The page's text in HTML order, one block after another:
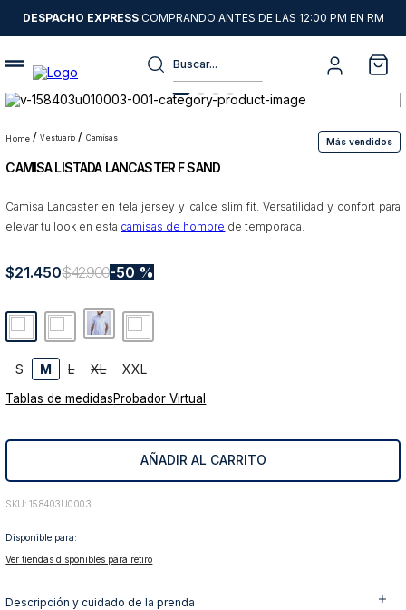
DESPACHO EXPRESSCOMPRANDO ANTES DE LAS 12:00 PM EN RM
Buscar...
vestuario camisas Más vendidos
CAMISA LISTADA LANCASTER F SAND
Camisa Lancaster en tela jersey y calce slim fit. Versatilidad y confort para
elevar tu look en esta camisas de hombre de temporada.
$21.450$42.900 50 %
S M L XL XXL
Tablas de medidasProbador Virtual
AÑADIR AL CARRITO
: 158403U0003
Disponible para:
Ver tiendas disponibles para retiro
Descripción y cuidado de la prenda
1.
sweater
2.
chaquetas
3.
pantalon
5.
chaqueta cuero
7.
blazer
8
chaqueta
9.
poleron